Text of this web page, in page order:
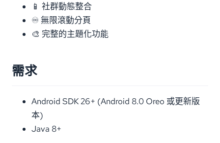
📱 社群動態整合
♾️ 無限滾動分頁
🎨 完整的主題化功能
需求
Android SDK 26+ (Android 8.0 Oreo 或更新版
本)
Java 8+